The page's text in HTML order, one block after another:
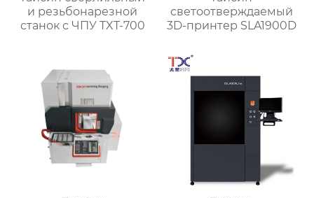
и резьбонарезной
станок с ЧПУ TXT-700
светоотверждаемый
3D-принтер SLA1900D